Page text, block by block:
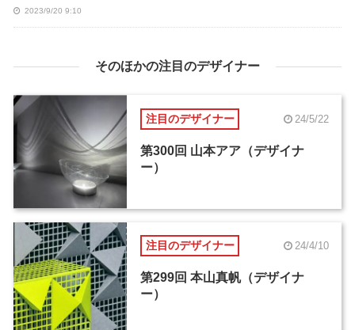
2023/9/20 9:10
そのほかの注目のデザイナー
注目のデザイナー 24/5/22
第300回 山本アア（デザイナ
ー）
注目のデザイナー 24/4/10
第299回 本山真帆（デザイナ
ー）